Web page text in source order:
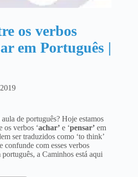
os verbos
em Português |
de português? Hoje estamos
os verbos ‘achar’ e ‘pensar’ em
ser traduzidos como ‘to think’
confunde com esses verbos
a Caminhos está aqui